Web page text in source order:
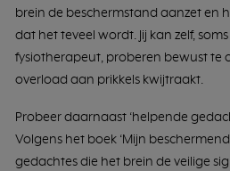
brein de beschermstand aanzet en
dat het teveel wordt. Jij kan zelf,
fysiotherapeut, proberen bewust te
overload aan prikkels kwijtraakt.
Probeer daarnaast ‘helpende
Volgens het boek ‘Mijn
gedachtes die het brein de veilige